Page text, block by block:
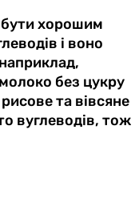
хорошим
і воно
без цукру
та вівсяне
вуглеводів, тож